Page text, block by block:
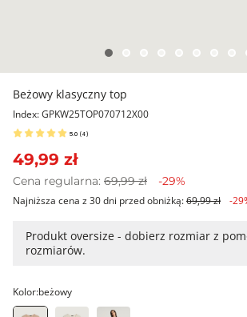
Beżowy klasyczny top
Index: GPKW25TOP070712X00
5.0 (4)
49,99 zł
Cena regularna: 69,99 zł -29%
Najniższa cena z 30 dni przed obniżką:69,99 zł -
Produkt oversize - dobierz rozmiar z
rozmiarów.
Kolor:beżowy